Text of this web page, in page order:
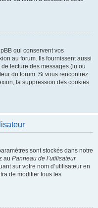
qui conservent vos
au forum. Ils fournissent aussi
lecture des messages (lu ou
du forum. Si vous rencontrez
la suppression des cookies
sont stockés dans notre
au Panneau de l’utilisateur
sur votre nom d’utilisateur en
de modifier tous les